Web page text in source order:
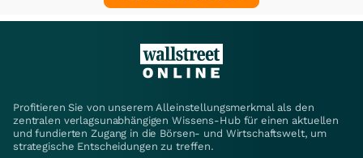
Profitieren Sie von unserem Alleinstellungsmerkmal als den
zentralen verlagsunabhängigen Wissens-Hub für einen aktuellen
und fundierten Zugang in die Börsen- und Wirtschaftswelt, um
strategische Entscheidungen zu treffen.